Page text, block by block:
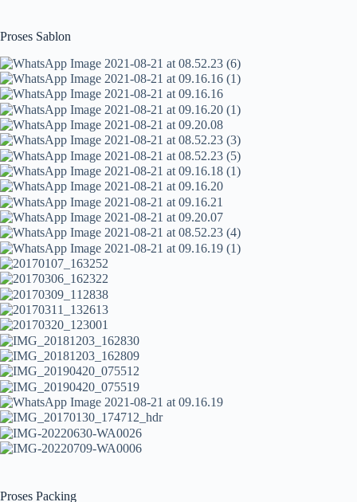
Proses Sablon
Proses Packing